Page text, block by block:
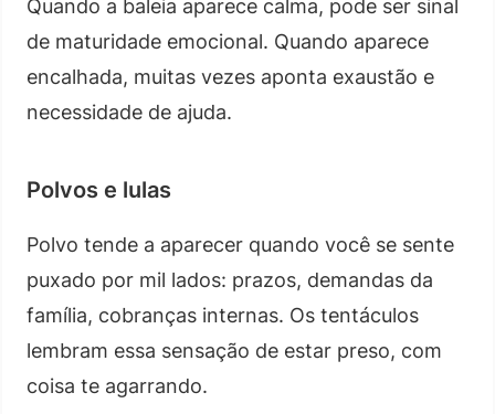
Quando a baleia aparece calma, pode ser sinal
de maturidade emocional. Quando aparece
encalhada, muitas vezes aponta exaustão e
necessidade de ajuda.
Polvos e lulas
Polvo tende a aparecer quando você se sente
puxado por mil lados: prazos, demandas da
família, cobranças internas. Os tentáculos
lembram essa sensação de estar preso, com
coisa te agarrando.